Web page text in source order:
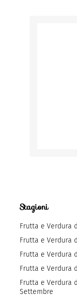
Stagioni
Frutta e Verdura
Frutta e Verdura
Frutta e Verdura
Frutta e Verdura
Frutta e Verdura
Settembre